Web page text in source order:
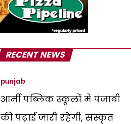
RECENT NEWS
punjab
आर्मी पब्लिक स्कूलों में पंजाबी
की पढ़ाई जारी रहेगी, संस्कृत